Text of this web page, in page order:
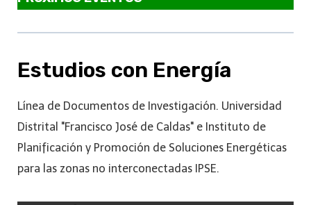
Estudios con Energía
Línea de Documentos de Investigación. Universidad
Distrital "Francisco José de Caldas" e Instituto de
Planificación y Promoción de Soluciones Energéticas
para las zonas no interconectadas IPSE.